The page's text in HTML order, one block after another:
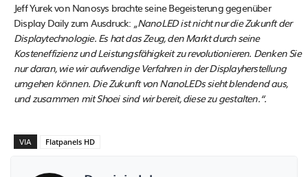
Jeff Yurek von Nanosys brachte seine Begeisterung gegenüber
Display Daily zum Ausdruck: „NanoLED ist nicht nur die Zukunft der
Displaytechnologie. Es hat das Zeug, den Markt durch seine
Kosteneffizienz und Leistungsfähigkeit zu revolutionieren. Denken Sie
nur daran, wie wir aufwendige Verfahren in der Displayherstellung
umgehen können. Die Zukunft von NanoLEDs sieht blendend aus,
und zusammen mit Shoei sind wir bereit, diese zu gestalten.“.
VIA Flatpanels HD